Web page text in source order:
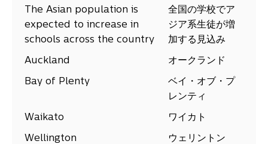
The Asian population is
expected to increase in
schools across the country
全国の学校でア
ジア系生徒が増
加する見込み
Auckland オークランド
Bay of Plenty
ベイ・オブ・プ
レンティ
Waikato ワイカト
Wellington ウェリントン